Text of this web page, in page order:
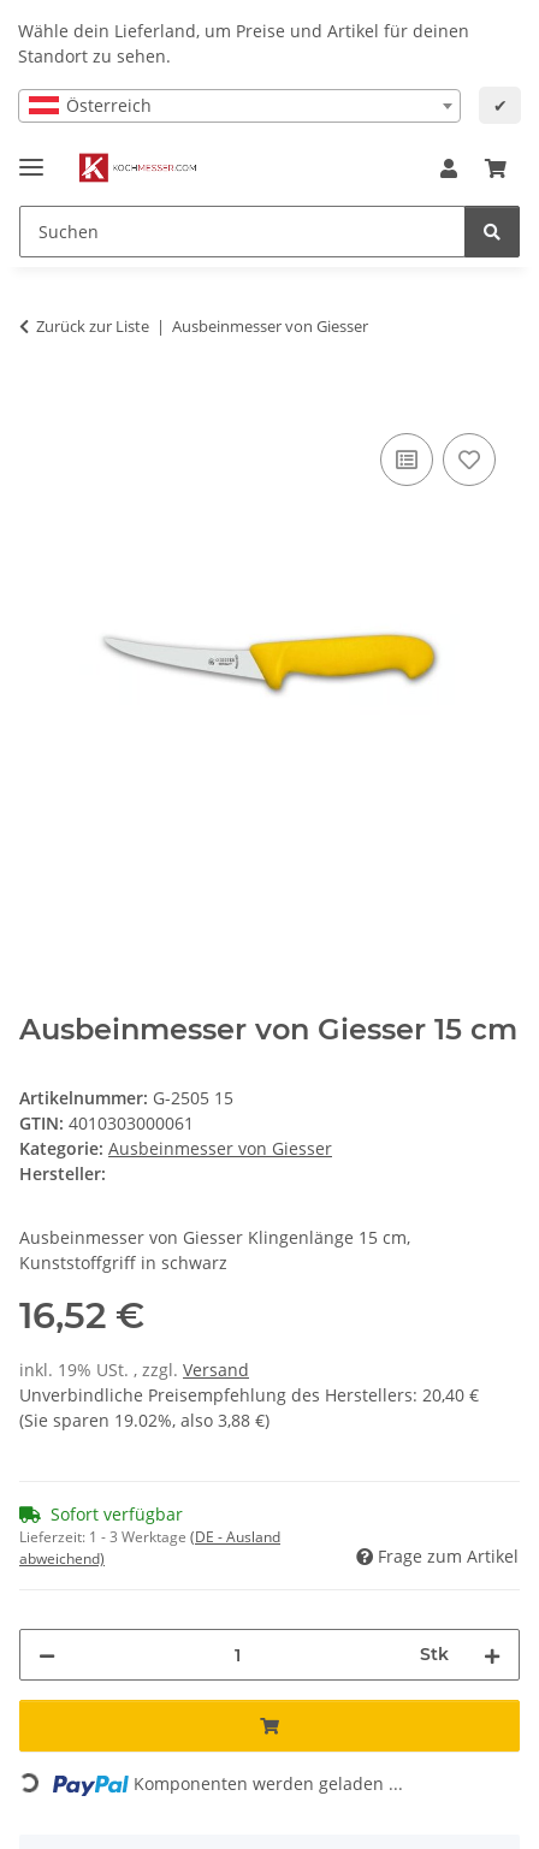
Wähle dein Lieferland, um Preise und Artikel für deinen
Standort zu sehen.
Österreich ✔
Zurück zur Liste Ausbeinmesser von Giesser
Ausbeinmesser von Giesser 15 cm
Artikelnummer: G-2505 15
GTIN: 4010303000061
Kategorie: Ausbeinmesser von Giesser
Hersteller:
Ausbeinmesser von Giesser Klingenlänge 15 cm,
Kunststoffgriff in schwarz
16,52 €
inkl. 19% USt. , zzgl. Versand
Unverbindliche Preisempfehlung des Herstellers: 20,40 €
(Sie sparen 19.02%, also 3,88 €)
Sofort verfügbar
Lieferzeit: 1 - 3 Werktage (DE - Ausland
abweichend)
Frage zum Artikel
Stk
Loading... Komponenten werden geladen ...